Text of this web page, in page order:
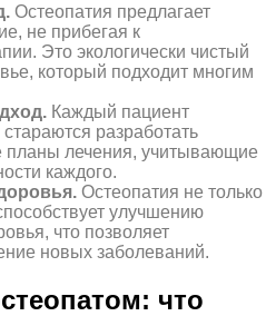
Остеопатия предлагает
не прибегая к
Это экологически чистый
который подходит многим
Каждый пациент
разработать
планы лечения, учитывающие
каждого.
Остеопатия не только
улучшению
что позволяет
новых заболеваний.
что